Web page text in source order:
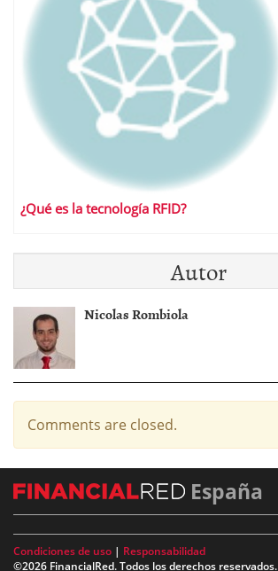
¿Qué es la tecnología RFID?
Autor
Nicolas Rombiola
Comments are closed.
España
Condiciones de uso | Responsabilidad
©2026 FinancialRed. Todos los derechos reservados.